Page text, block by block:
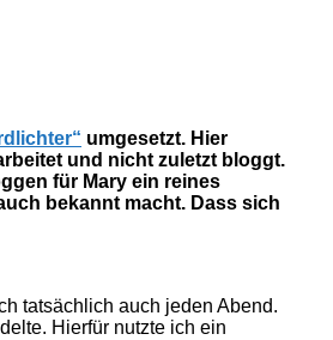
umgesetzt. Hier
und nicht zuletzt bloggt.
für Mary ein reines
bekannt macht. Dass sich
tatsächlich auch jeden Abend.
Hierfür nutzte ich ein